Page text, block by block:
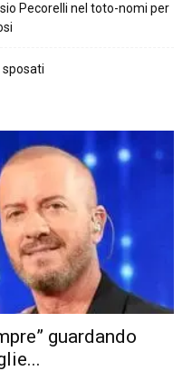
Pecorelli nel toto-nomi per
sposati
guardando